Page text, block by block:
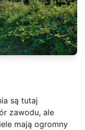
są tutaj
zawodu, ale
mają ogromny